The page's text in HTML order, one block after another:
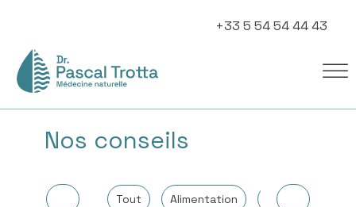
+33 5 54 54 44 43
Nos conseils
Tout Alimentation Autres